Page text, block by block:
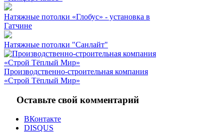
Натяжные потолки «Глобус» - установка в
Гатчине
Натяжные потолки "Санлайт"
Производственно-строительная компания
«Строй Тёплый Мир»
Оставьте свой комментарий
ВКонтакте
DISQUS